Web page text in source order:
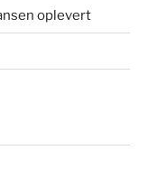
oplevert